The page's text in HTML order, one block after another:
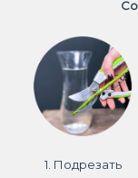
1. Подрезать